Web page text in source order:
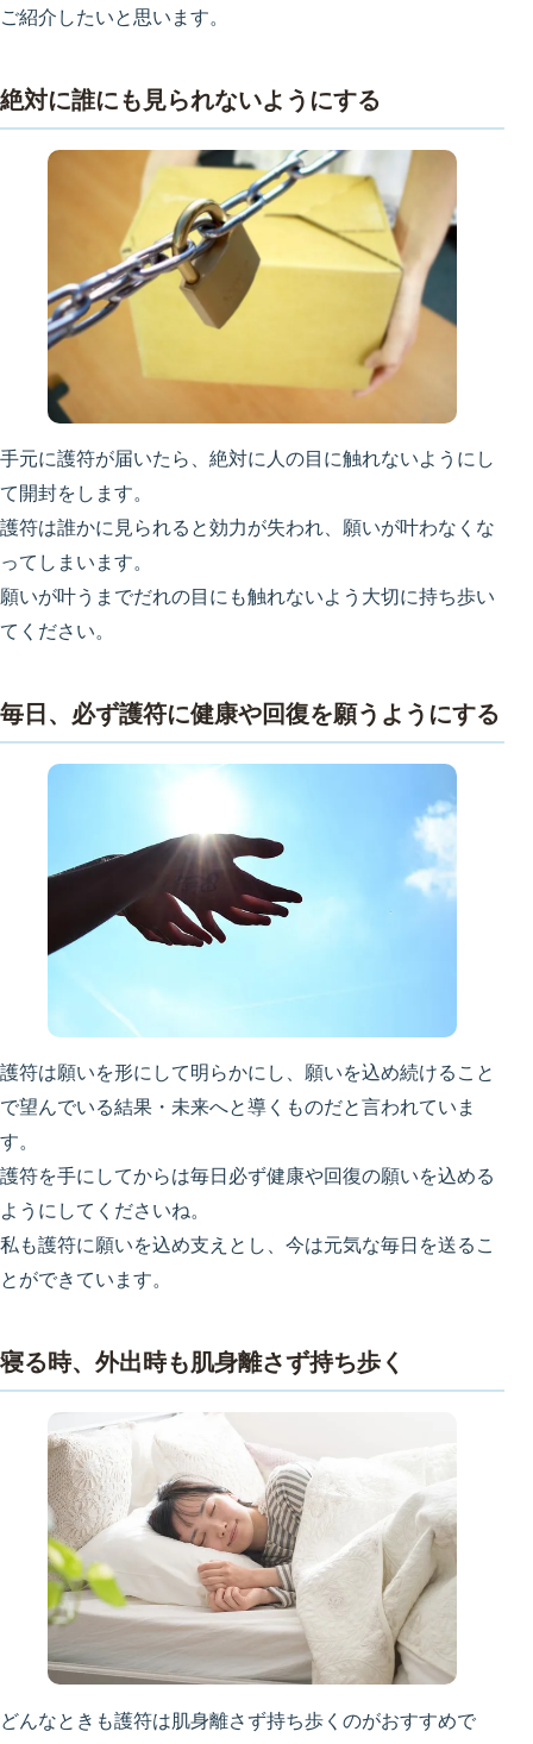
ご紹介したいと思います。
絶対に誰にも見られないようにする
手元に護符が届いたら、絶対に人の目に触れないようにし
て開封をします。
護符は誰かに見られると効力が失われ、願いが叶わなくな
ってしまいます。
願いが叶うまでだれの目にも触れないよう大切に持ち歩い
てください。
毎日、必ず護符に健康や回復を願うようにする
護符は願いを形にして明らかにし、願いを込め続けること
で望んでいる結果・未来へと導くものだと言われていま
す。
護符を手にしてからは毎日必ず健康や回復の願いを込める
ようにしてくださいね。
私も護符に願いを込め支えとし、今は元気な毎日を送るこ
とができています。
寝る時、外出時も肌身離さず持ち歩く
どんなときも護符は肌身離さず持ち歩くのがおすすめで